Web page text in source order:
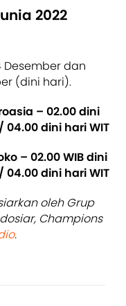
2022
Desember dan
(dini hari).
– 02.00 dini
04.00 dini hari WIT
– 02.00 WIB dini
04.00 dini hari WIT
oleh Grup
Champions
.